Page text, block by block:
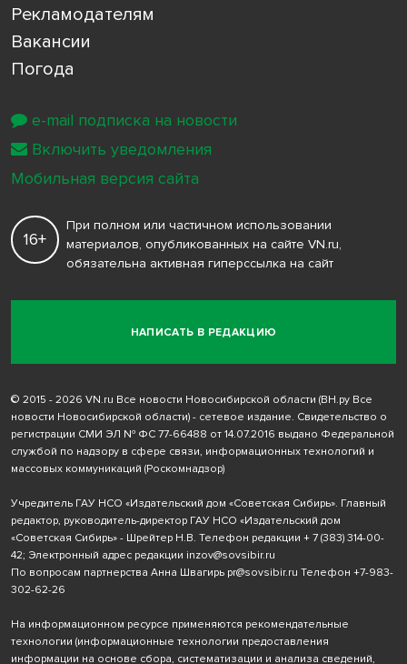
Рекламодателям
Вакансии
Погода
НАПИСАТЬ В РЕДАКЦИЮ
16+
При полном или частичном использовании
материалов, опубликованных на сайте VN.ru,
обязательна активная гиперссылка на сайт
© 2015 - 2026 VN.ru Все новости Новосибирской области (ВН.ру Все
новости Новосибирской области) - сетевое издание. Свидетельство о
регистрации СМИ ЭЛ № ФС 77-66488 от 14.07.2016 выдано Федеральной
службой по надзору в сфере связи, информационных технологий и
массовых коммуникаций (Роскомнадзор)
Учредитель ГАУ НСО «Издательский дом «Советская Сибирь». Главный
редактор, руководитель-директор ГАУ НСО «Издательский дом
«Советская Сибирь» - Шрейтер Н.В. Телефон редакции + 7 (383) 314-00-
42; Электронный адрес редакции inzov@sovsibir.ru
По вопросам партнерства Анна Швагирь pr@sovsibir.ru Телефон +7-983-
302-62-26
На информационном ресурсе применяются рекомендательные
технологии (информационные технологии предоставления
информации на основе сбора, систематизации и анализа сведений,
e-mail подписка на новости
Включить уведомления
Мобильная версия сайта